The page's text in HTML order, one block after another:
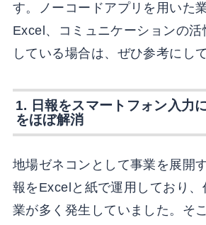
す。ノーコードアプリを用いた
Excel、コミュニケーションの
している場合は、ぜひ参考にし
1. 日報をスマートフォン入力
をほぼ解消
地場ゼネコンとして事業を展開
報をExcelと紙で運用しており、
業が多く発生していました。そ